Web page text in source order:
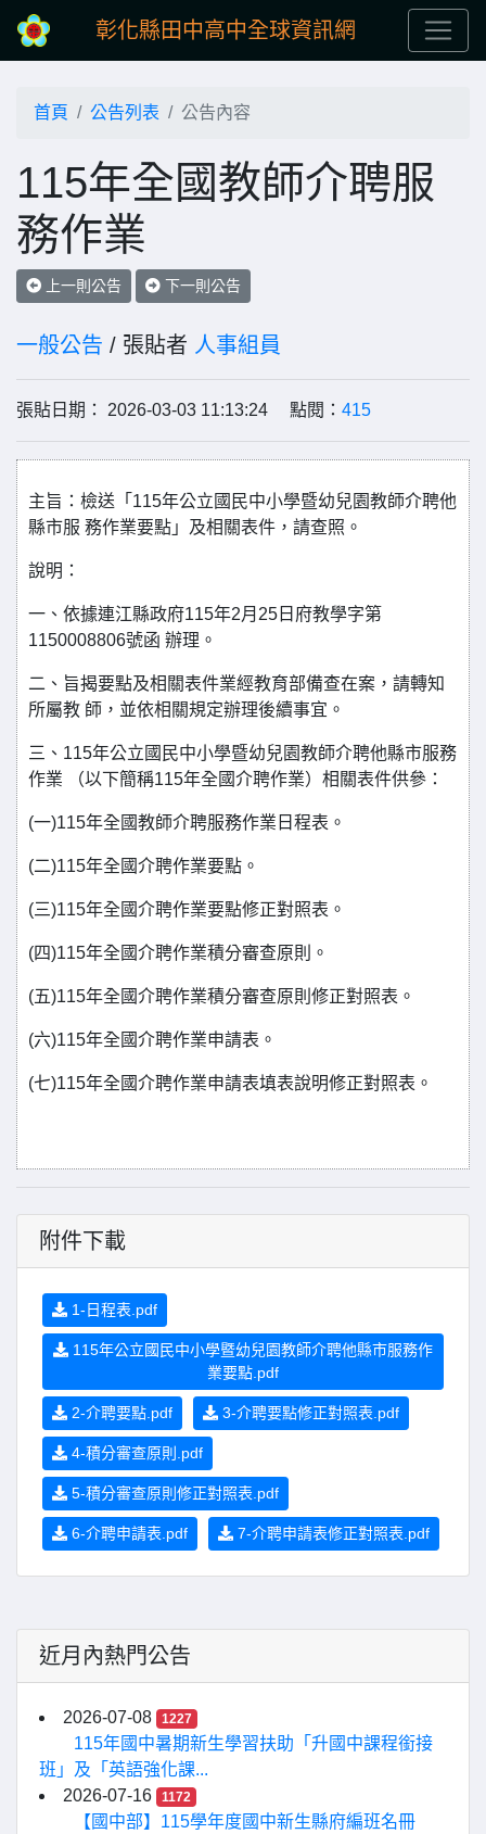
彰化縣田中高中全球資訊網
首頁 公告列表 公告內容
115年全國教師介聘服
務作業
上一則公告 下一則公告
一般公告 / 張貼者 人事組員
張貼日期： 2026-03-03 11:13:24 點閱： 415
主旨：檢送「115年公立國民中小學暨幼兒園教師介聘他
縣市服 務作業要點」及相關表件，請查照。
說明：
一、依據連江縣政府115年2月25日府教學字第
1150008806號函 辦理。
二、旨揭要點及相關表件業經教育部備查在案，請轉知
所屬教 師，並依相關規定辦理後續事宜。
三、115年公立國民中小學暨幼兒園教師介聘他縣市服務
作業 （以下簡稱115年全國介聘作業）相關表件供參：
(一)115年全國教師介聘服務作業日程表。
(二)115年全國介聘作業要點。
(三)115年全國介聘作業要點修正對照表。
(四)115年全國介聘作業積分審查原則。
(五)115年全國介聘作業積分審查原則修正對照表。
(六)115年全國介聘作業申請表。
(七)115年全國介聘作業申請表填表說明修正對照表。
附件下載
1-日程表.pdf
115年公立國民中小學暨幼兒園教師介聘他縣市服務作
業要點.pdf
2-介聘要點.pdf 3-介聘要點修正對照表.pdf
4-積分審查原則.pdf
5-積分審查原則修正對照表.pdf
6-介聘申請表.pdf 7-介聘申請表修正對照表.pdf
近月內熱門公告
2026-07-08 1227
115年國中暑期新生學習扶助「升國中課程銜接
班」及「英語強化課...
2026-07-16
1172
【國中部】115學年度國中新生縣府編班名冊